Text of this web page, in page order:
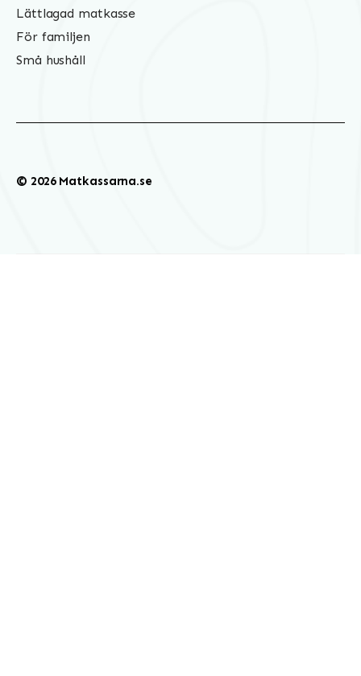
Lättlagad matkasse
För familjen
Små hushåll
© 2026 Matkassarna.se